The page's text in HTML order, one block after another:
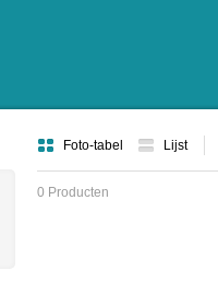
Foto-tabel Lijst
0 Producten